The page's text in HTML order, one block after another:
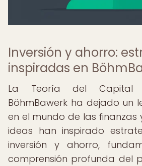
Inversión y ahorro:
inspiradas en
La Teoría del
BöhmBawerk ha dejado un
en el mundo de las finanzas
ideas han inspirado
inversión y ahorro,
comprensión profunda del